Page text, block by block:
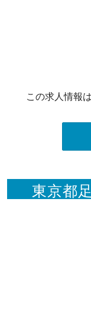
この求人情報は
東京都